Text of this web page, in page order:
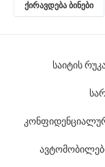
ქირავდება ბინები
საიტის